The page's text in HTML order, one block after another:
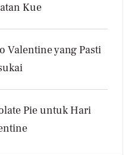
Kue
Valentine yang Pasti
Pie untuk Hari